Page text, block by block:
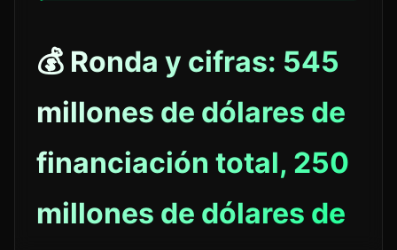
💰 Ronda y cifras: 545
millones de dólares de
financiación total, 250
millones de dólares de